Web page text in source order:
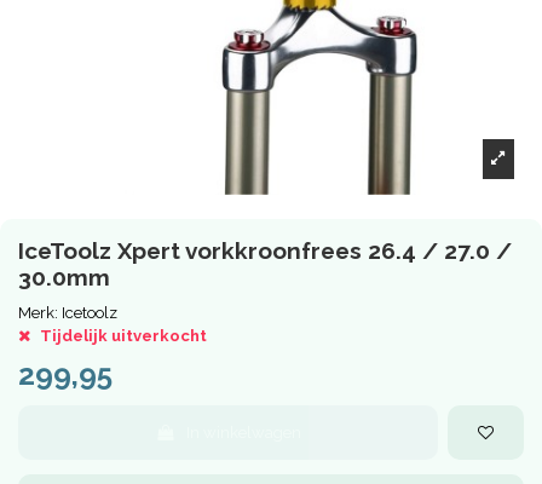
IceToolz Xpert vorkkroonfrees 26.4 / 27.0 /
30.0mm
Merk: Icetoolz
Tijdelijk uitverkocht
299,95